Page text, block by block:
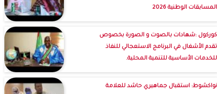
المسابقات الوطنية 2026
كوركول :شهادات بالصوت و الصورة بخصوص
تقدم الأشغال في البرنامج الاستعجالي للنفاذ
للخدمات الأساسية للتنمية المحلية.
نواكشوط: استقبال جماهيري حاشد للعلامة